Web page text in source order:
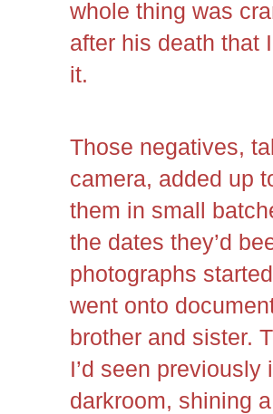
whole thing was
after his death that
it.
Those negatives,
camera, added up
them in small
the dates they’d
photographs
went onto
brother and sister.
I’d seen
darkroom, shining